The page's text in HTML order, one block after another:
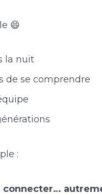
😄
la nuit
de se comprendre
:
connecter…